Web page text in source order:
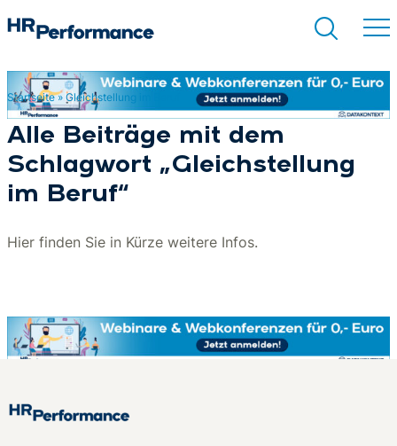
Suchen
Startseite» Gleichstellung im Beruf
Alle Beiträge mit dem
Schlagwort „Gleichstellung
im Beruf“
Hier finden Sie in Kürze weitere Infos.